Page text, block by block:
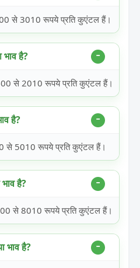
से 3010 रूपये प्रति कुएंटल हैं।
है?
से 2010 रूपये प्रति कुएंटल हैं।
है?
से 5010 रूपये प्रति कुएंटल हैं।
है?
से 8010 रूपये प्रति कुएंटल हैं।
भाव है?